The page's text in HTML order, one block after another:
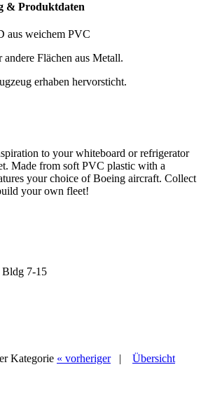
& Produktdaten
aus weichem PVC
Flächen aus Metall.
erhaben hervorsticht.
to your whiteboard or refrigerator
Made from soft PVC plastic with a
your choice of Boeing aircraft. Collect
your own fleet!
Bldg 7-15
Kategorie « vorheriger| Übersicht